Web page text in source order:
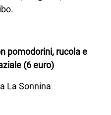
pomodorini, rucola e
(6 euro)
La Sonnina